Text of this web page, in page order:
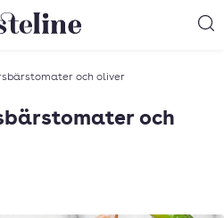
startsida
och oliver
och